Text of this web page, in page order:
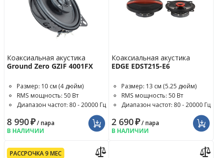
Коаксиальная акустика
Ground Zero GZIF 4001FX
Размер: 10 см (4 дюйм)
RMS мощность: 50 Вт
Диапазон частот: 80 - 20000 Гц
8 990₽/ пара
В НАЛИЧИИ
Коаксиальная акустика
EDGE EDST215-E6
Размер: 13 см (5.25 дюйм)
RMS мощность: 50 Вт
Диапазон частот: 80 - 20000 Гц
2 690₽/ пара
В НАЛИЧИИ
РАССРОЧКА 9 МЕС